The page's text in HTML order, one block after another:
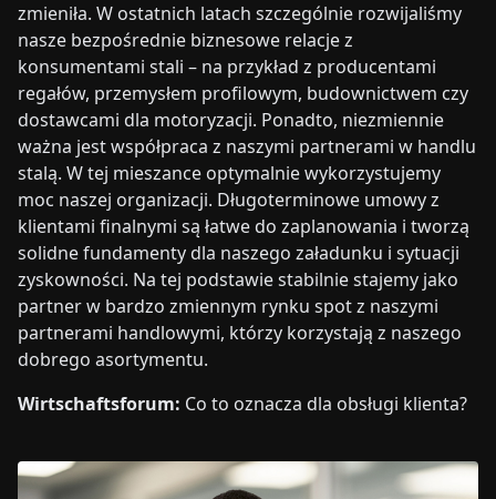
zmieniła. W ostatnich latach szczególnie rozwijaliśmy
nasze bezpośrednie biznesowe relacje z
konsumentami stali – na przykład z producentami
regałów, przemysłem profilowym, budownictwem czy
dostawcami dla motoryzacji. Ponadto, niezmiennie
ważna jest współpraca z naszymi partnerami w handlu
stalą. W tej mieszance optymalnie wykorzystujemy
moc naszej organizacji. Długoterminowe umowy z
klientami finalnymi są łatwe do zaplanowania i tworzą
solidne fundamenty dla naszego załadunku i sytuacji
zyskowności. Na tej podstawie stabilnie stajemy jako
partner w bardzo zmiennym rynku spot z naszymi
partnerami handlowymi, którzy korzystają z naszego
dobrego asortymentu.
Wirtschaftsforum: Co to oznacza dla obsługi klienta?